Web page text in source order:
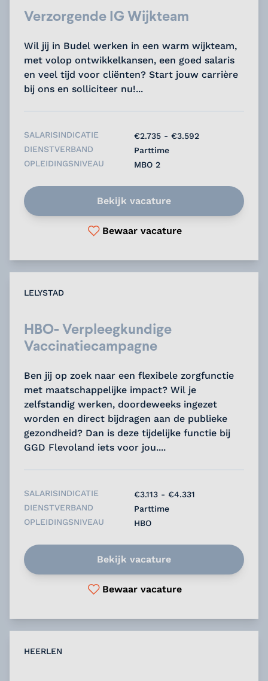
Verzorgende IG Wijkteam
Wil jij in Budel werken in een warm wijkteam,
met volop ontwikkelkansen, een goed salaris
en veel tijd voor cliënten? Start jouw carrière
bij ons en solliciteer nu!...
SALARISINDICATIE
€2.735 - €3.592
DIENSTVERBAND
Parttime
OPLEIDINGSNIVEAU
MBO 2
Bekijk vacature
Bewaar vacature
LELYSTAD
HBO- Verpleegkundige
Vaccinatiecampagne
Ben jij op zoek naar een flexibele zorgfunctie
met maatschappelijke impact? Wil je
zelfstandig werken, doordeweeks ingezet
worden en direct bijdragen aan de publieke
gezondheid? Dan is deze tijdelijke functie bij
GGD Flevoland iets voor jou....
SALARISINDICATIE
€3.113 - €4.331
DIENSTVERBAND
Parttime
OPLEIDINGSNIVEAU
HBO
Bekijk vacature
Bewaar vacature
HEERLEN